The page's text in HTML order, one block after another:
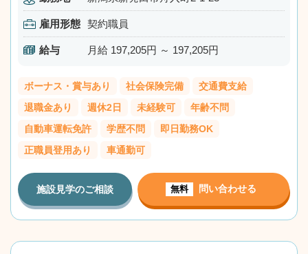
雇用形態 契約職員
給与 月給 197,205円 ～ 197,205円
ボーナス・賞与あり 社会保険完備
交通費支給
退職金あり
週休2日 未経験可
年齢不問
自動車運転免許
学歴不問
即日勤務OK
正職員登用あり
車通勤可
施設見学のご相談 無料 問い合わせる